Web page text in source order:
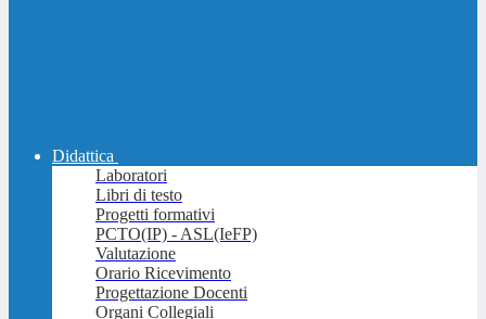
Didattica
Laboratori
Libri di testo
Progetti formativi
PCTO(IP) - ASL(IeFP)
Valutazione
Orario Ricevimento
Progettazione Docenti
Organi Collegiali